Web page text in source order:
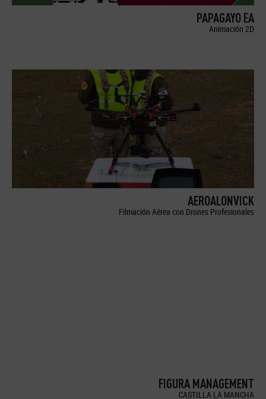
PAPAGAYO EA
Animación 2D
AEROALONVICK
Filmación Aérea con Drones Profesionales
FIGURA MANAGEMENT
CASTILLA LA MANCHA